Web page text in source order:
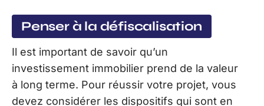
Penser à la défiscalisation
Il est important de savoir qu’un
investissement immobilier prend de la valeur
à long terme. Pour réussir votre projet, vous
devez considérer les dispositifs qui sont en